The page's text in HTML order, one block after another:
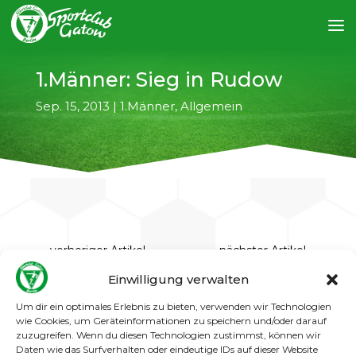
Einwilligung verwalten
Um dir ein optimales Erlebnis zu bieten, verwenden wir Technologien
wie Cookies, um Geräteinformationen zu speichern und/oder darauf
zuzugreifen. Wenn du diesen Technologien zustimmst, können wir
Daten wie das Surfverhalten oder eindeutige IDs auf dieser Website
1.Männer: Sieg in Rudow
Sep. 15, 2013 | 1.Männer, Allgemein
vorheriger Artikel nächster Artikel
Durch ein Tor von Nurdin Pitarevic siegte der
SCG beim TSV Rudow mit 1:0 (1:0). Die erste
Halbzeit gehörte den Gatowern, die Führung